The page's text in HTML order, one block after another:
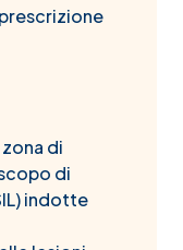
di
di
indotte